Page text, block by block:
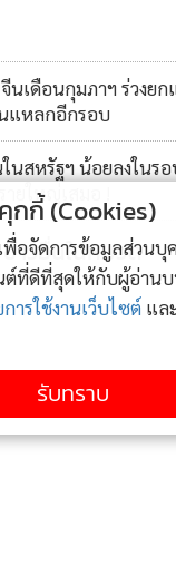
องนายกรัฐมนตรีและ
งไทยที่กล่าวในพิธีเปิ
พันธุ์ สาลีรัฐวิภาค ร
นเดือนกุมภาฯ ร่วงย
แหลกอีกรอบ
นสหรัฐฯ น้อยลงในร
ายใหญ่เสมอ !
ข่าวอื่นในหมวด
กกี้ (Cookies)
พื่อจัดการข้อมูลส่วน
ที่ดีที่สุดให้กับผู้อ่านบ
การใช้งานเว็บไซต์ แล
รับทราบ